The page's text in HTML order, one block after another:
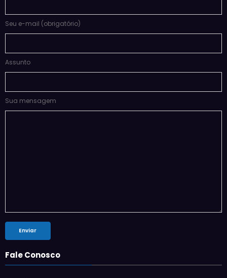
Seu e-mail (obrigatório)
Assunto
Sua mensagem
Fale Conosco